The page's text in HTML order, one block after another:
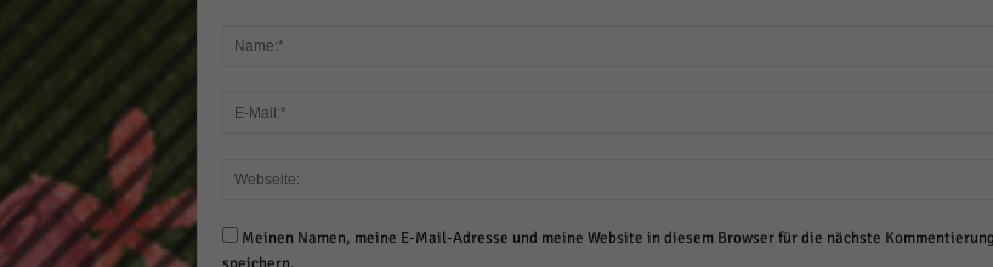
Meinen Namen, meine E-Mail-Adresse und meine Website in diesem Browser für die nächste Kommentierung